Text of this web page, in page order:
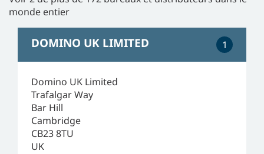
monde entier
DOMINO UK LIMITED 1
Domino UK Limited
Trafalgar Way
Bar Hill
Cambridge
CB23 8TU
UK